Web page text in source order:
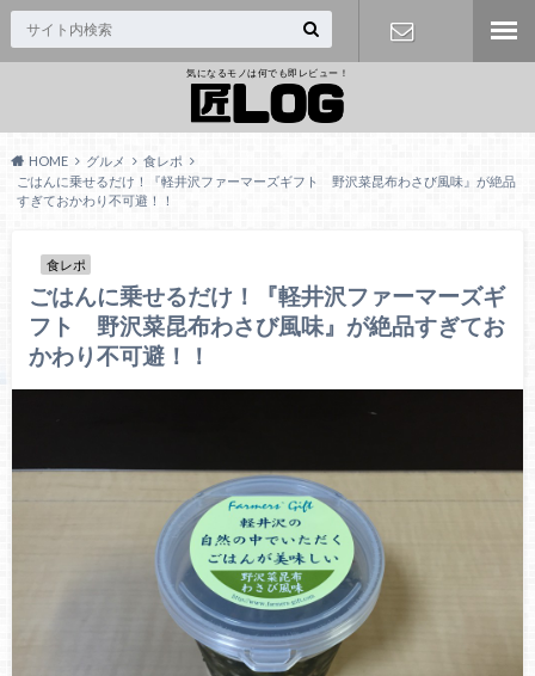
気になるモノは何でも即レビュー！
HOME グルメ
食レポ
ごはんに乗せるだけ！『軽井沢ファーマーズギフト 野沢菜昆布わさび風味』が絶品
すぎておかわり不可避！！
食レポ
ごはんに乗せるだけ！『軽井沢ファーマーズギ
フト 野沢菜昆布わさび風味』が絶品すぎてお
かわり不可避！！